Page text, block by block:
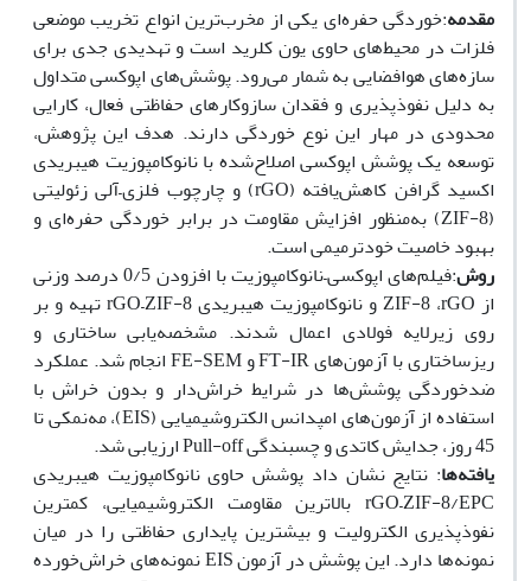
مقدمه:خوردگی حفره‌ای یکی از مخرب‌ترین انواع تخریب موضعی
فلزات در محیط‌های حاوی یون کلرید است و تهدیدی جدی برای
سازه‌های هوافضایی به شمار می‌رود. پوشش‌های اپوکسی متداول
به دلیل نفوذپذیری و فقدان سازوکارهای حفاظتی فعال، کارایی
محدودی در مهار این نوع خوردگی دارند. هدف این پژوهش،
توسعه یک پوشش اپوکسی اصلاح‌شده با نانوکامپوزیت هیبریدی
اکسید گرافن کاهش‌یافته (rGO) و چارچوب فلزی–آلی زئولیتی
(
ZIF-8) به‌منظور افزایش مقاومت در برابر خوردگی حفره‌ای و
بهبود خاصیت خودترمیمی است.
روش:فیلم‌های اپوکسی–
نانوکامپوزیت با افزودن 0/5 درصد وزنی
از rGO، ZIF-8و نانوکامپوزیت هیبریدیrGO–ZIF-8تهیه و بر
روی زیرلایه فولادی اعمال شدند. مشخصه‌یابی ساختاری و
ریزساختاری با آزمون‌هایFT-IRوFE-SEMانجام شد. عملکرد
ضدخوردگی پوشش‌ها در شرایط خراش‌دار و بدون خراش با
استفاده از آزمون‌های امپدانس الکتروشیمیایی (EIS)، مه‌نمکی تا
45 روز، جدایش کاتدی و چسبندگی
Pull-offارزیابی شد.
یافته‌ها: نتایج نشان داد پوشش حاوی نانوکامپوزیت هیبریدی
rGO–ZIF-8/EPC بالاترین مقاومت الکتروشیمیایی، کمترین
نفوذپذیری الکترولیت و بیشترین پایداری حفاظتی را در میان
نمونه‌ها دارد. این پوشش در آزمونEISنمونه‌های خراش‌خورده